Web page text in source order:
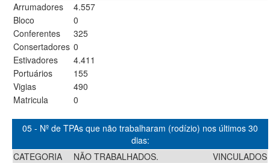
Arrumadores
4.557
Bloco
0
Conferentes
325
Consertadores 0
Estivadores
4.411
Portuários
155
Vigias
490
Matricula
0
05 - Nº de TPAs que não trabalharam (rodízio) nos últimos 30
dias:
CATEGORIA
NÃO TRABALHADOS.
VINCULADOS